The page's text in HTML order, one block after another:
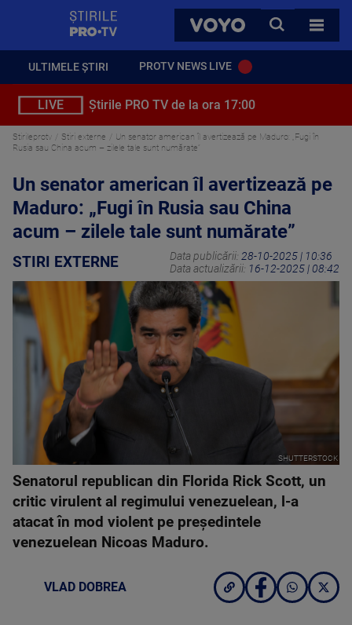
VOYO
CAUTA
TOATE
ULTIMELE ȘTIRI PROTV NEWS LIVE
LIVE Știrile PRO TV de la ora 17:00
Stirileprotv Stiri externe
Un senator american îl avertizează pe Maduro: „Fugi în
Rusia sau China acum – zilele tale sunt numărate”
Un senator american îl avertizează pe
Maduro: „Fugi în Rusia sau China
acum – zilele tale sunt numărate”
STIRI EXTERNE Data publicării: 28-10-2025 | 10:36
Data actualizării: 16-12-2025 | 08:42
SHUTTERSTOCK
Senatorul republican din Florida Rick Scott, un
critic virulent al regimului venezuelean, l-a
atacat în mod violent pe preşedintele
venezuelean Nicoas Maduro.
VLAD DOBREA